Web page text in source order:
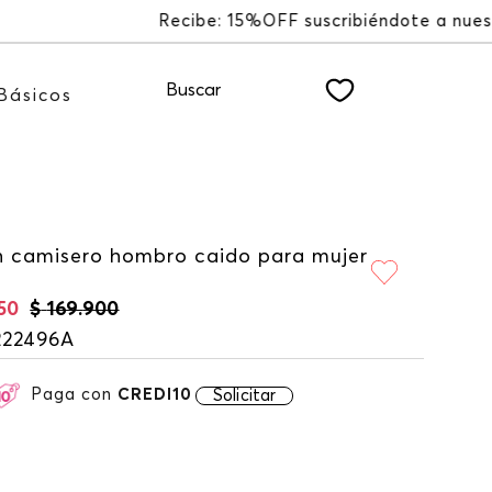
Básicos Buscar
camisero hombro caido para mujer
$ 169.900
Paga con CREDI10 Solicitar